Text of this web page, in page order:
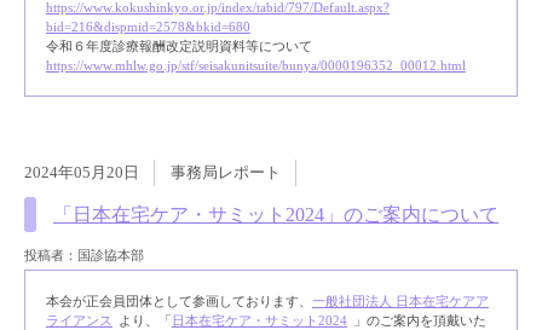
https://www.kokushinkyo.or.jp/index/tabid/797/Default.aspx?
bid=216&dispmid=2578&bkid=680
令和６年度診療報酬改定説明資料等について
https://www.mhlw.go.jp/stf/seisakunitsuite/bunya/0000196352_00012.html
2024年05月20日 事務局レポート
「日本在宅ケア・サミット2024」のご案内について
投稿者：国診協本部
本会が正会員団体として参画しております、 一般社団法人 日本在宅ケアア
ライアンス
より、「 日本在宅ケア・サミット2024
」のご案内を頂戴いた